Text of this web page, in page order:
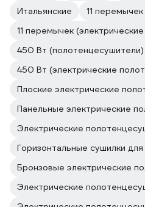
Итальянские
11
11 перемычек
450 Вт (полотенцесушители)
450 Вт (электрические
Плоские электрические
Электрические